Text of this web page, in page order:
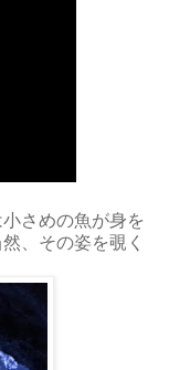
さめの魚が身を
、その姿を覗く